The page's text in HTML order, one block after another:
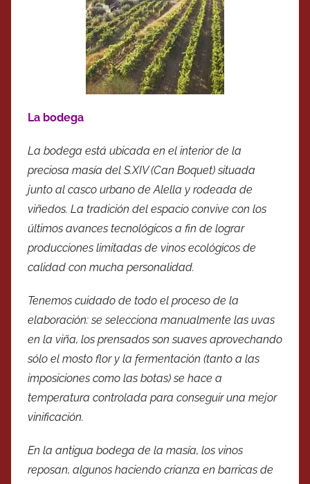
La bodega
La bodega está ubicada en el interior de la
preciosa masía del S.XIV (Can Boquet) situada
junto al casco urbano de Alella y rodeada de
viñedos. La tradición del espacio convive con los
últimos avances tecnológicos a fin de lograr
producciones limitadas de vinos ecológicos de
calidad con mucha personalidad.
Tenemos cuidado de todo el proceso de la
elaboración: se selecciona manualmente las uvas
en la viña, los prensados ​​son suaves aprovechando
sólo el mosto flor y la fermentación (tanto a las
imposiciones como las botas) se hace a
temperatura controlada para conseguir una mejor
vinificación.
En la antigua bodega de la masía, los vinos
reposan, algunos haciendo crianza en barricas de